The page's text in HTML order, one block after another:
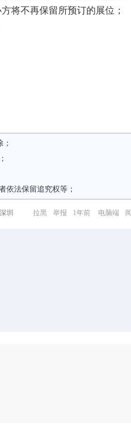
将不再保留所预订的展位；
依法保留追究权等；
圳 拉黑 举报 1年前 电脑端